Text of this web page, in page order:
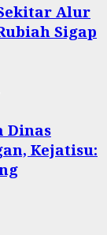
Alur
Sigap
Dinas
Kejatisu: